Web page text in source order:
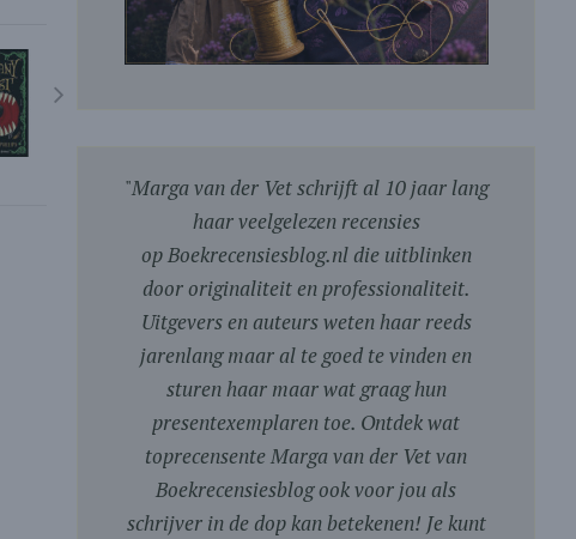
"Marga van der Vet schrijft al 10 jaar lang
haar veelgelezen recensies
op Boekrecensiesblog.nl die uitblinken
door originaliteit en professionaliteit.
Uitgevers en auteurs weten haar reeds
jarenlang maar al te goed te vinden en
sturen haar maar wat graag hun
presentexemplaren toe. Ontdek wat
toprecensente Marga van der Vet van
Boekrecensiesblog ook voor jou als
schrijver in de dop kan betekenen! Je kunt